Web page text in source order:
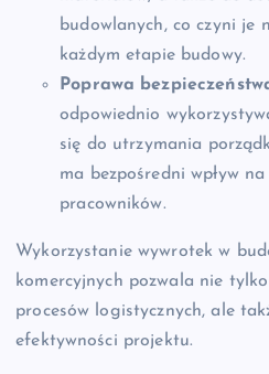
budowlanych, co czyni je
każdym etapie budowy.
Poprawa
odpowiednio
się do utrzymania
ma bezpośredni wpływ
pracowników.
Wykorzystanie wywrotek w
komercyjnych pozwala nie
procesów logistycznych, ale
efektywności projektu.